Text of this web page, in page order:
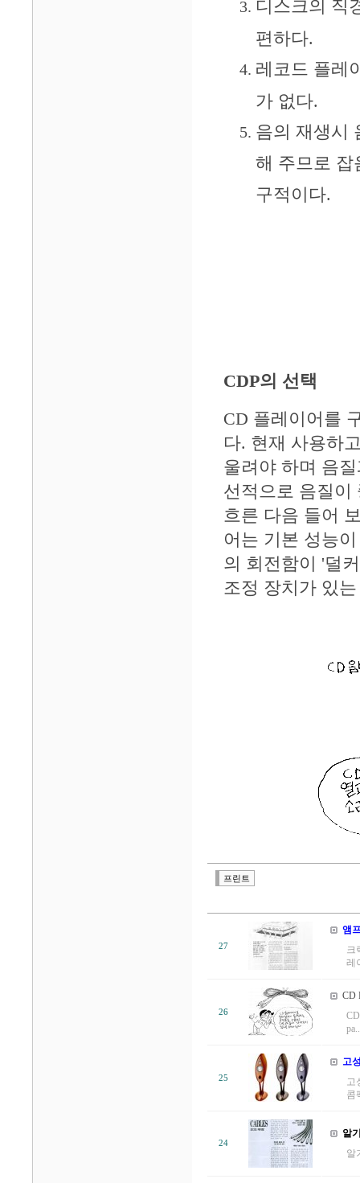
디스크의 직
편하다.
레코드 플레
가 없다.
음의 재생시
해 주므로 잡
구적이다.
CDP의 선택
CD 플레이어를
다. 현재 사용하
울려야 하며 음
선적으로 음질이
흐른 다음 들어
어는 기본 성능
의 회전함이 '덜
조정 장치가 있
프린트
27
앰
크
레
26
CD
25
고
고
콤
24
알
알